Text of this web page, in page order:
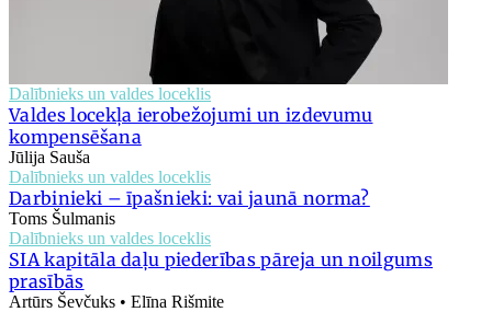
Dalībnieks un valdes loceklis
Valdes locekļa ierobežojumi un izdevumu
kompensēšana
Jūlija Sauša
Dalībnieks un valdes loceklis
Darbinieki – īpašnieki: vai jaunā norma?
Toms Šulmanis
Dalībnieks un valdes loceklis
SIA kapitāla daļu piederības pāreja un noilgums
prasībās
Artūrs Ševčuks • Elīna Rišmite